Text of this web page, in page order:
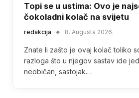
Topi se u ustima: Ovo je
čokoladni kolač na svijetu
redakcija 8. Augusta 2026.
Znate li zašto je ovaj kolač toliko
razloga što u njegov sastav ide
neobičan, sastojak.…